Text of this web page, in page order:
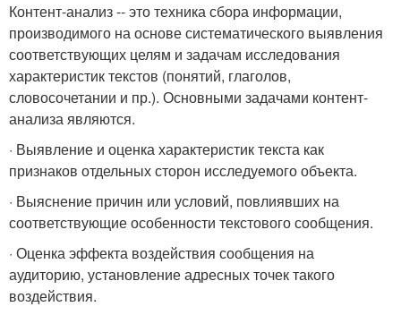
Контент-анализ -- это техника сбора информации,
производимого на основе систематического выявления
соответствующих целям и задачам исследования
характеристик текстов (понятий, глаголов,
словосочетании и пр.). Основными задачами контент-
анализа являются.
· Выявление и оценка характеристик текста как
признаков отдельных сторон исследуемого объекта.
· Выяснение причин или условий, повлиявших на
соответствующие особенности текстового сообщения.
· Оценка эффекта воздействия сообщения на
аудиторию, установление адресных точек такого
воздействия.